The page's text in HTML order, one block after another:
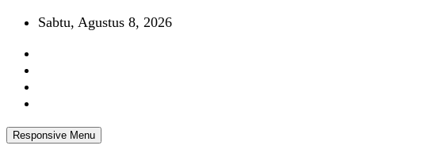
Skip
content
Sabtu, Agustus 8, 2026
Responsive Menu